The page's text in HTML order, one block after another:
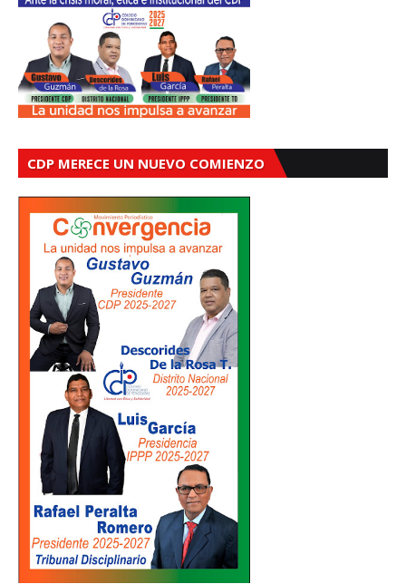
CDP MERECE UN NUEVO COMIENZO